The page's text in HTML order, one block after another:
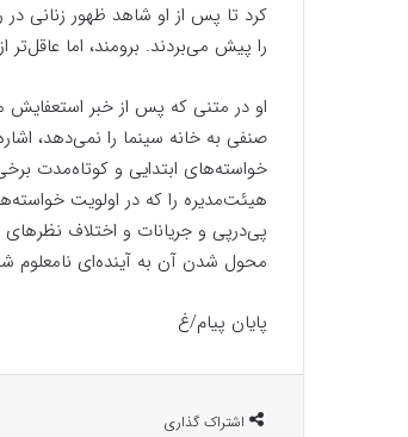
کرد تا پس از او شاهد ظهور زنانی
را پیش می‌بردند. برومند، اما
او در متنی که پس از خبر استعفایش
صنفی به خانه سینما را نمی‌دهد،
خواسته‌های ابتدایی و کوتاه‌مدت
هیئت‌مدیره را که در اولویت
پی‌درپی و جریانات و اختلاف
محول شدن آن به آینده‌ای نامعلوم
پایان پیام/غ
اشتراک گذاری